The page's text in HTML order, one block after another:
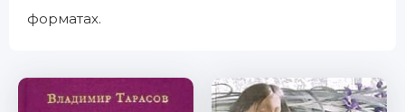
форматах.